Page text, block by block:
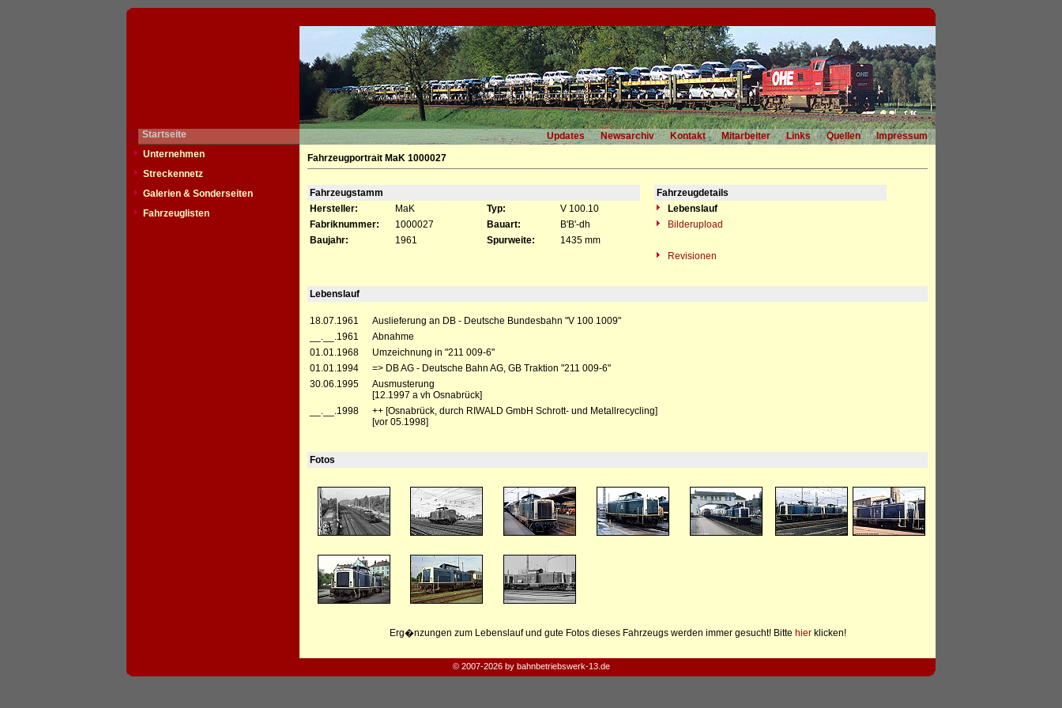
Startseite Updates Newsarchiv Kontakt Mitarbeiter Links Quellen
Impressum
Unternehmen
Streckennetz
Galerien & Sonderseiten
Fahrzeuglisten
Fahrzeugportrait MaK 1000027
Fahrzeugstamm
Fahrzeugdetails
Hersteller:
MaK Typ: V 100.10
Lebenslauf
Fabriknummer:
1000027 Bauart: B'B'-dh
Bilderupload
Baujahr:
1961 Spurweite:
1435 mm
Revisionen
Lebenslauf
18.07.1961
Auslieferung an DB - Deutsche Bundesbahn "V 100 1009"
__.__.1961
Abnahme
01.01.1968
Umzeichnung in "211 009-6"
01.01.1994
=> DB AG - Deutsche Bahn AG, GB Traktion "211 009-6"
30.06.1995
Ausmusterung
[12.1997 a vh Osnabrück]
__.__.1998
++ [Osnabrück, durch RIWALD GmbH Schrott- und Metallrecycling]
[vor 05.1998]
Fotos
Erg�nzungen zum Lebenslauf und gute Fotos dieses Fahrzeugs werden immer gesucht! Bitte hierklicken!
© 2007-2026 by bahnbetriebswerk-13.de